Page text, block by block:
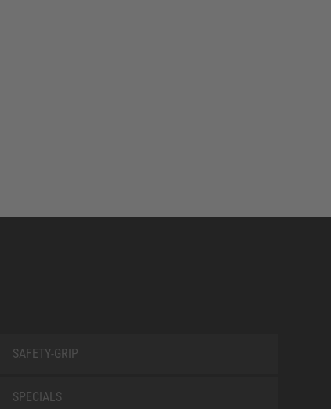
SAFETY-GRIP
SPECIALS